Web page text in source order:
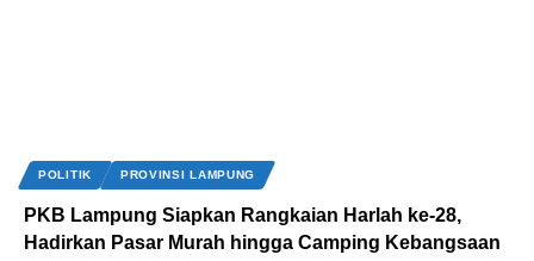
POLITIK PROVINSI LAMPUNG
‎PKB Lampung Siapkan Rangkaian Harlah ke-28,
Hadirkan Pasar Murah hingga Camping Kebangsaan